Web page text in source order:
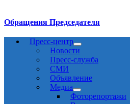
Обращения Председателя
Пресс-центр
Новости
Пресс-служба
СМИ
Объявление
Медиа
Фоторепортажи